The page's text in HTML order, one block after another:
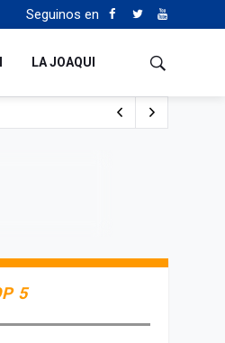
Seguinos en
LA JOAQUI
5